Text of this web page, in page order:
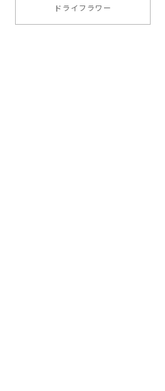
ドライフラワー